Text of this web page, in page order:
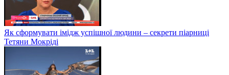
Як сформувати імідж успішної людини – секрети піарниці
Тетяни Мокріді